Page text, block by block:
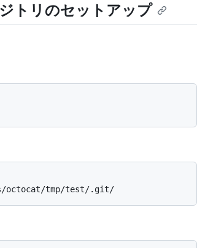
トリのセットアップ
octocat/tmp/test/.git/